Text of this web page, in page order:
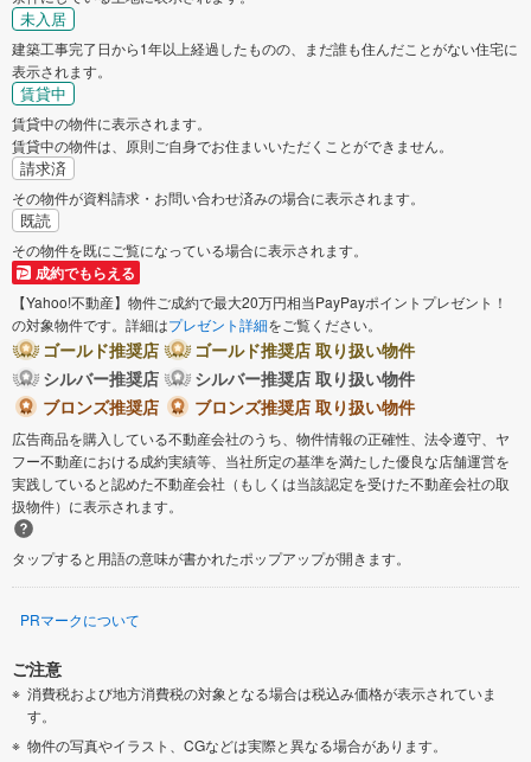
未入居
建築工事完了日から1年以上経過したものの、まだ誰も住んだことがない住宅に
表示されます。
賃貸中
賃貸中の物件に表示されます。
賃貸中の物件は、原則ご自身でお住まいいただくことができません。
請求済
その物件が資料請求・お問い合わせ済みの場合に表示されます。
既読
その物件を既にご覧になっている場合に表示されます。
成約でもらえる
【Yahoo!不動産】物件ご成約で最大20万円相当PayPayポイントプレゼント！
の対象物件です。詳細はプレゼント詳細をご覧ください。
ゴールド推奨店
ゴールド推奨店 取り扱い物件
シルバー推奨店
シルバー推奨店 取り扱い物件
ブロンズ推奨店
ブロンズ推奨店 取り扱い物件
広告商品を購入している不動産会社のうち、物件情報の正確性、法令遵守、ヤ
フー不動産における成約実績等、当社所定の基準を満たした優良な店舗運営を
実践していると認めた不動産会社（もしくは当該認定を受けた不動産会社の取
扱物件）に表示されます。
タップすると用語の意味が書かれたポップアップが開きます。
PRマークについて
ご注意
消費税および地方消費税の対象となる場合は税込み価格が表示されていま
す。
物件の写真やイラスト、CGなどは実際と異なる場合があります。